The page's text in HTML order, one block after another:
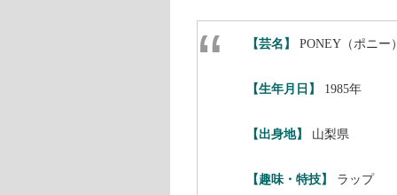
【芸名】 PONEY（ポニー
【生年月日】 1985年
【出身地】 山梨県
【趣味・特技】 ラップ